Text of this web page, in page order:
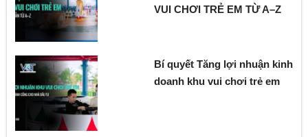
VUI CHƠI TRẺ EM TỪ A–Z
Bí quyết Tăng lợi nhuận kinh
doanh khu vui chơi trẻ em